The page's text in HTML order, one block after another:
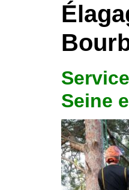
Seine